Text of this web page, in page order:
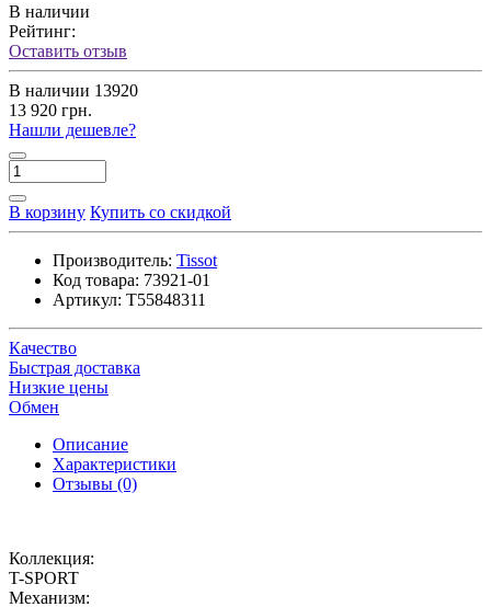
В наличии
Рейтинг:
Оставить отзыв
В наличии 13920
13 920 грн.
Нашли дешевле?
В корзину Купить со скидкой
Производитель: Tissot
Код товара: 73921-01
Артикул: T55848311
Качество
Быстрая доставка
Низкие цены
Обмен
Описание
Характеристики
Отзывы (0)
Коллекция:
T-SPORT
Механизм: